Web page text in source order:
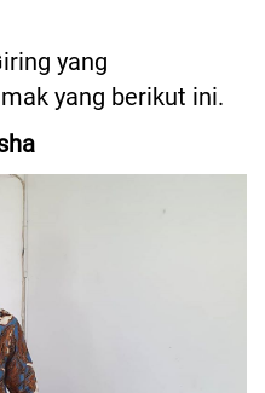
yang
yang berikut ini.